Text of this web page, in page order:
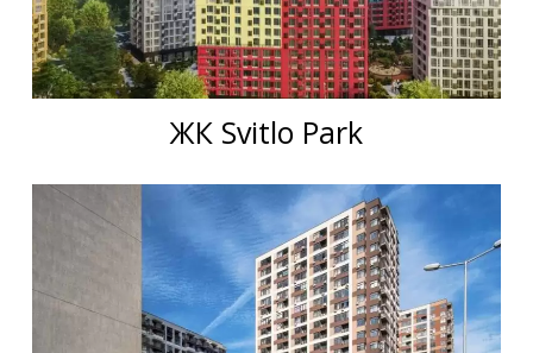
ЖК Svitlo Park